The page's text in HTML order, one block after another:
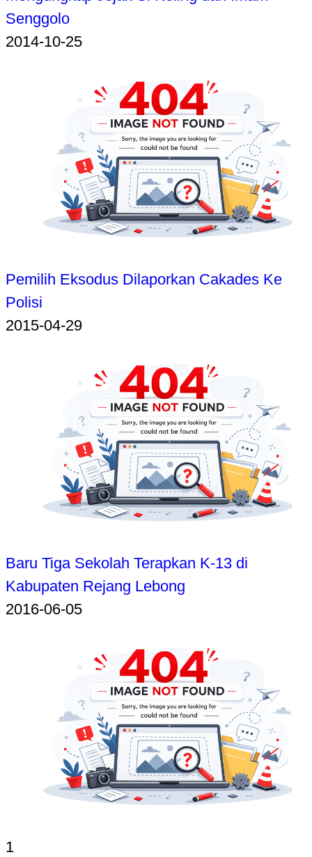
Senggolo
2014-10-25
Pemilih Eksodus Dilaporkan Cakades Ke
Polisi
2015-04-29
Baru Tiga Sekolah Terapkan K-13 di
Kabupaten Rejang Lebong
2016-06-05
1